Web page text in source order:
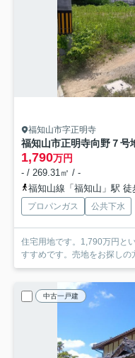
福知山市字正明寺
福知山市正明寺向野７号
1,790万円
- / 269.31㎡ / -
福知山線「福知山」駅 徒
プロパンガス 公共下水
住宅用地です。1,790万円と
すすめです。売地をお探し
中古一戸建